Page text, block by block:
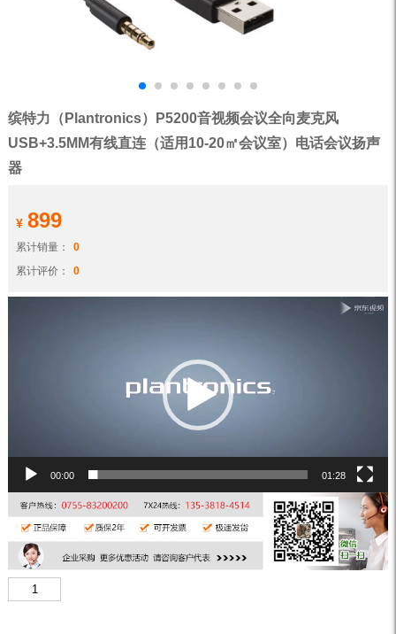
缤特力（Plantronics）P5200音视频会议全向麦克风
USB+3.5MM有线直连（适用10-20㎡会议室）电话会议扬声
器
¥ 899
累计销量：
0
累计评价：
0
00:00 01:28